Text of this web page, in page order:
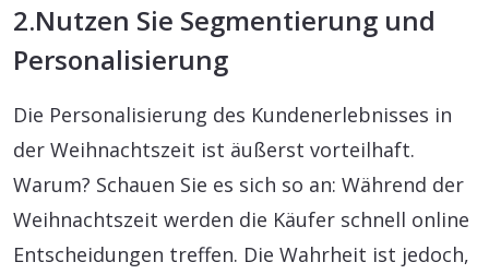
2.Nutzen Sie Segmentierung und
Personalisierung
Die Personalisierung des Kundenerlebnisses in
der Weihnachtszeit ist äußerst vorteilhaft.
Warum? Schauen Sie es sich so an: Während der
Weihnachtszeit werden die Käufer schnell online
Entscheidungen treffen. Die Wahrheit ist jedoch,